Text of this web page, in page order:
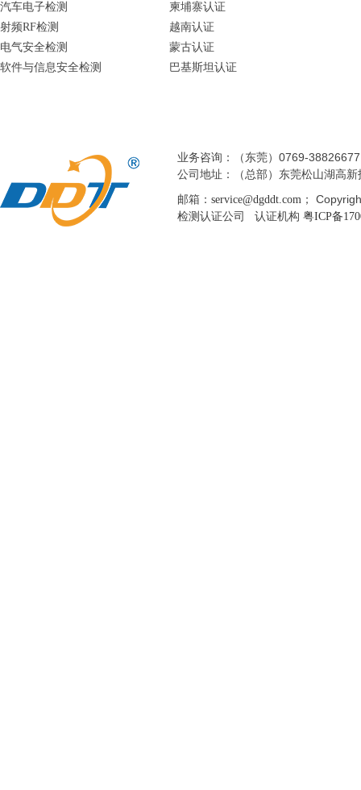
汽车电子检测
射频RF检测
电气安全检测
软件与信息安全检测
柬埔寨认证
越南认证
蒙古认证
巴基斯坦认证
业务咨询：（东莞）0769-
公司地址：（总部）东莞松山湖高
邮箱： service@dgddt.com ；
检测认证公司 认证机构 粤ICP备